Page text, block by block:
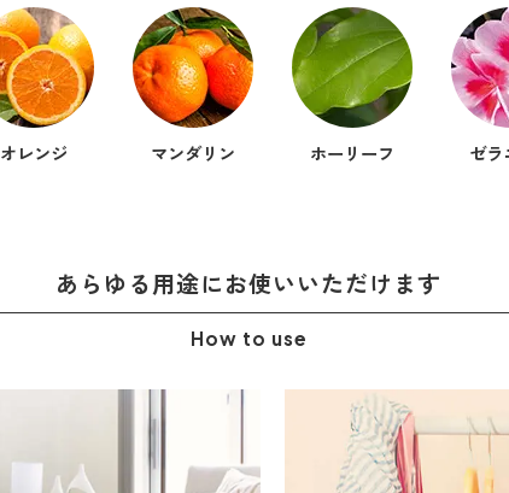
オレンジ マンダリン ホーリーフ ゼラ
あらゆる用途に お使いいただけます
How to use